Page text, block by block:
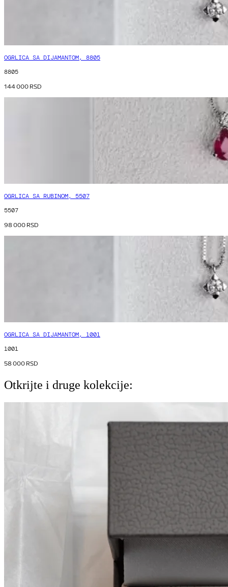
OGRLICA SA DIJAMANTOM, 8805
8805
144 000RSD
OGRLICA SA RUBINOM, 5507
5507
98 000RSD
OGRLICA SA DIJAMANTOM, 1001
1001
58 000RSD
Otkrijte i druge kolekcije: